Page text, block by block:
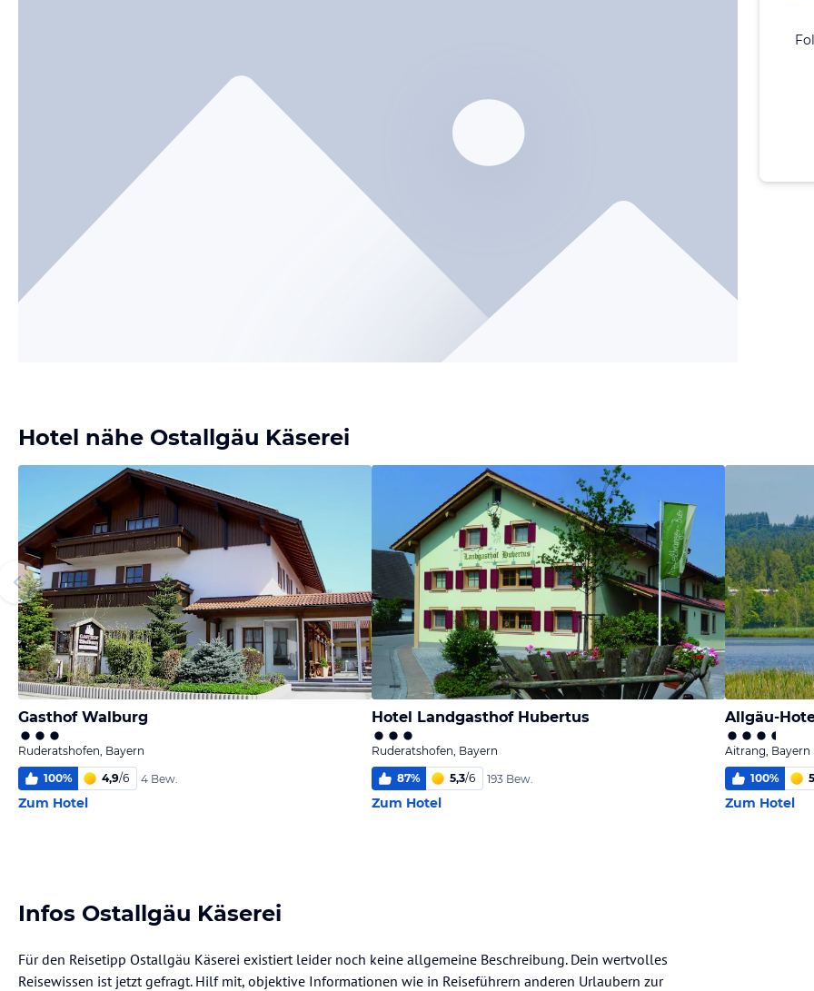
Hotel nähe Ostallgäu Käserei
Gasthof Walburg
Ruderatshofen, Bayern
100% 4,9/6 4 Bew.
Zum Hotel
Hotel Landgasthof Hubertus
Ruderatshofen, Bayern
87% 5,3/6 193 Bew.
Zum Hotel
Allgäu-
Aitrang, Bayern
100%
Zum Hotel
Infos Ostallgäu Käserei
Für den Reisetipp Ostallgäu Käserei existiert leider noch keine allgemeine Beschreibung. Dein wertvolles
Reisewissen ist jetzt gefragt. Hilf mit, objektive Informationen wie in Reiseführern anderen Urlaubern zur